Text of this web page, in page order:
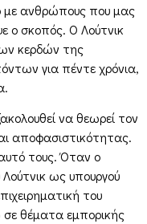
με ανθρώπους που μας
ο σκοπός. Ο Λούτνικ
κερδών της
για πέντε χρόνια,
να θεωρεί τον
αποφασιστικότητας.
τους. Όταν ο
ως υπουργού
του
θέματα εμπορικής